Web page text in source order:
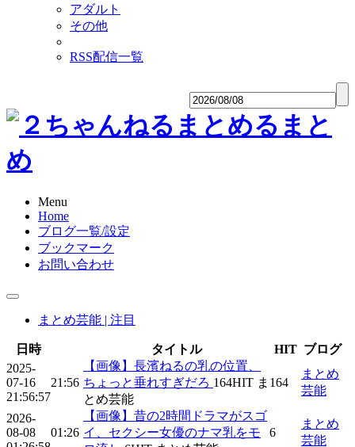
アダルト
その他
RSS配信一覧
Menu
Home
ブログ一覧/設定
ブックマーク
お問い合わせ
まとめ芸能 | 注目
日時 タイトル HIT ブログ
2025-
07-16
21:56:57
21:56
【画像】長濱ねるの乳の位置、
ちょっと垂れすぎだろ 164HIT ま
とめ芸能
164
まとめ
芸能
2026-
08-08
01:26
【画像】昔の2時間ドラマがスゴ
イ、セクシー女優のナマ乳をモ
6
まとめ
芸能